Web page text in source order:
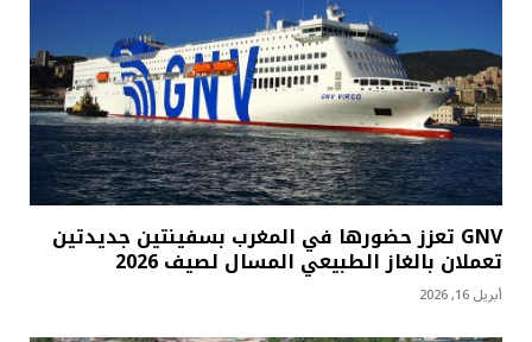
GNV تعزز حضورها في المغرب بسفينتين جديدتين
تعملان بالغاز الطبيعي المسال لصيف 2026
أبريل 16, 2026